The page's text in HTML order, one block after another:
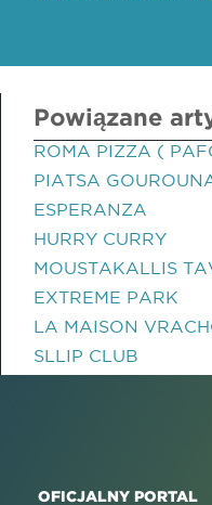
Powiązane
ROMA PIZZA (
PIATSA
ESPERANZA
HURRY CURRY
MOUSTAKALLIS
EXTREME PARK
LA MAISON
SLLIP CLUB
OFICJALNY PORTAL